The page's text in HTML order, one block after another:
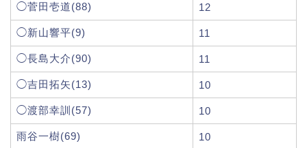
◯菅田壱道(88) 12
◯新山響平(9) 11
◯長島大介(90) 11
◯吉田拓矢(13) 10
◯渡部幸訓(57) 10
雨谷一樹(69) 10